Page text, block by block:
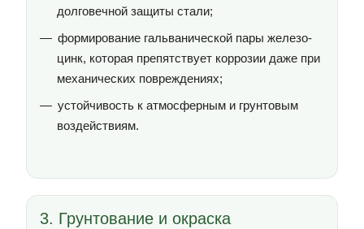
долговечной защиты стали;
формирование гальванической пары железо-
цинк, которая препятствует коррозии даже при
механических повреждениях;
устойчивость к атмосферным и грунтовым
воздействиям.
3. Грунтование и окраска